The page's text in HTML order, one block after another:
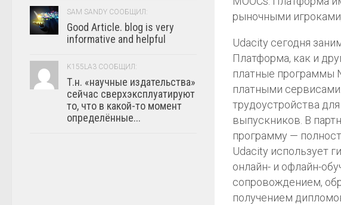
рыночными
Udacity сегодня
Платформа, как и
платные программы
платными
трудоустройства
выпускников. В
программу —
Udacity использует
онлайн- и офлайн-
сопровождением,
получением
SAM SANDY СООБЩИЛ:
Good Article. blog is very
informative and helpful
K155LA3 СООБЩИЛ:
Т.н. «научные издательства»
сейчас сверхэксплуатируют
то, что в какой-то момент
определённые...